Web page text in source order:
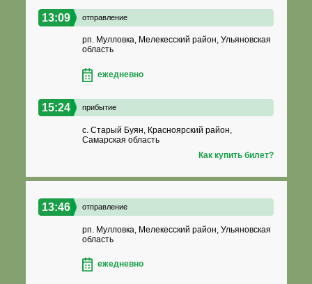
13:09 отправление
рп. Мулловка, Мелекесский район, Ульяновская
область
ежедневно
15:24 прибытие
с. Старый Буян, Красноярский район,
Самарская область
Как купить билет?
13:46 отправление
рп. Мулловка, Мелекесский район, Ульяновская
область
ежедневно